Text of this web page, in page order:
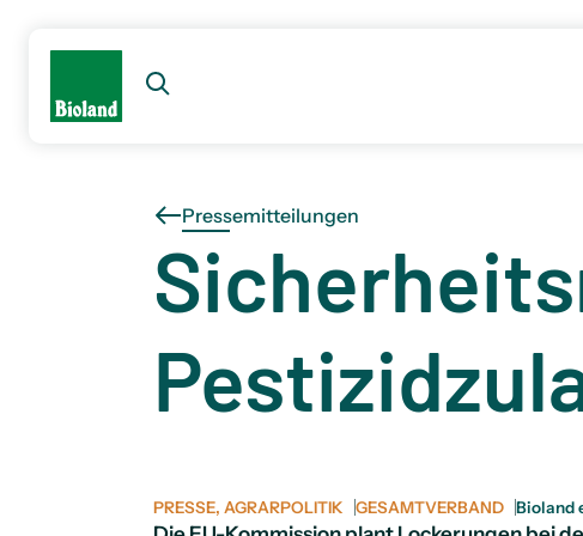
Pressemitteilungen
PRESSE, AGRARPOLITIK GESAMTVERBAND Bioland